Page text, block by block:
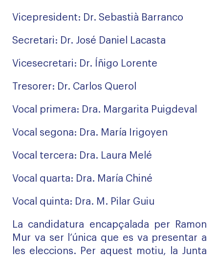
Vicepresident: Dr. Sebastià Barranco
Secretari: Dr. José Daniel Lacasta
Vicesecretari: Dr. Íñigo Lorente
Tresorer: Dr. Carlos Querol
Vocal primera: Dra. Margarita Puigdeval
Vocal segona: Dra. María Irigoyen
Vocal tercera: Dra. Laura Melé
Vocal quarta: Dra. María Chiné
Vocal quinta: Dra. M. Pilar Guiu
La candidatura encapçalada per Ramon
Mur va ser l’única que es va presentar a
les eleccions. Per aquest motiu, la Junta